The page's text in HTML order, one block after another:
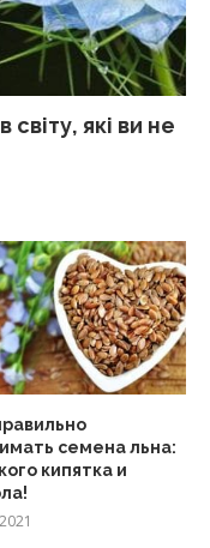
які ви не
семена льна:
кипятка и